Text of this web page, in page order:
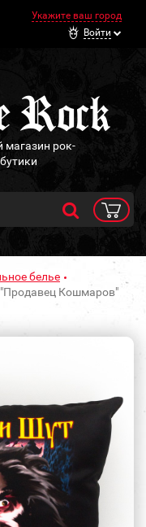
Укажите ваш город
Войти
магазин рок-
белье
Кошмаров"